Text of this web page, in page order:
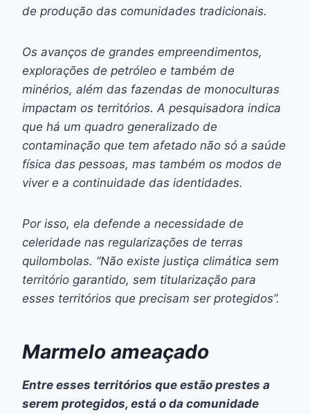
de produção das comunidades tradicionais.
Os avanços de grandes empreendimentos,
explorações de petróleo e também de
minérios, além das fazendas de monoculturas
impactam os territórios. A pesquisadora indica
que há um quadro generalizado de
contaminação que tem afetado não só a saúde
física das pessoas, mas também os modos de
viver e a continuidade das identidades.
Por isso, ela defende a necessidade de
celeridade nas regularizações de terras
quilombolas. “Não existe justiça climática sem
território garantido, sem titularização para
esses territórios que precisam ser protegidos”.
Marmelo ameaçado
Entre esses territórios que estão prestes a
serem protegidos, está o da comunidade